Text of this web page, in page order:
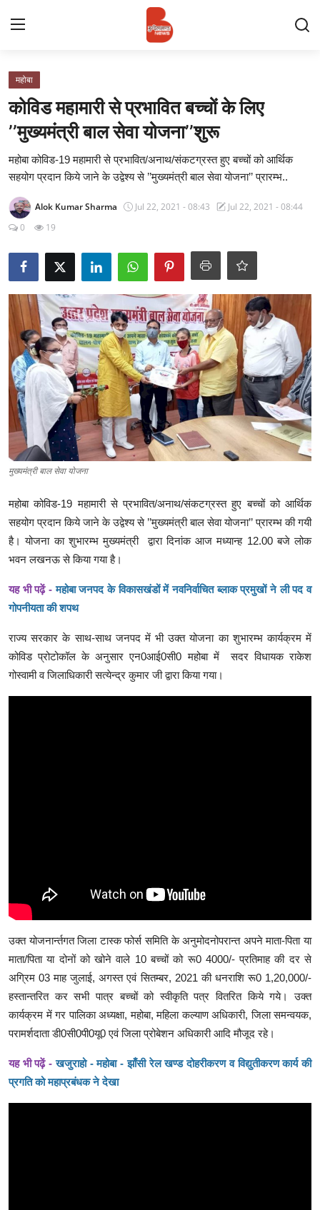
Contact
प्रमुख ख़बर
राज्य
बुन्देलखण्ड
वीडियो
क्राइम
स्पोर्ट्स
मनोरंजन
गैलरी
महोबा
कोविड महामारी से प्रभावित बच्चों के लिए
’’मुख्यमंत्री बाल सेवा योजना’’शुरू
महोबा कोविड-19 महामारी से प्रभावित/अनाथ/संकटग्रस्त हुए बच्चों को आर्थिक
सहयोग प्रदान किये जाने के उद्वेश्य से ’’मुख्यमंत्री बाल सेवा योजना’’ प्रारम्भ..
Alok Kumar Sharma Jul 22, 2021 - 08:43
Jul 22, 2021 - 08:44
0
19
मुख्यमंत्री बाल सेवा योजना
महोबा कोविड-19 महामारी से प्रभावित/अनाथ/संकटग्रस्त हुए बच्चों को आर्थिक
सहयोग प्रदान किये जाने के उद्वेश्य से ’’मुख्यमंत्री बाल सेवा योजना’’ प्रारम्भ की गयी
है। योजना का शुभारम्भ मुख्यमंत्री द्वारा दिनांक आज मध्यान्ह 12.00 बजे लोक
भवन लखनऊ से किया गया है।
यह भी पढ़ें -महोबा जनपद के विकासखंडों में नवनिर्वाचित ब्लाक प्रमुखों ने ली पद व
गोपनीयता की शपथ
राज्य सरकार के साथ-साथ जनपद में भी उक्त योजना का शुभारम्भ कार्यक्रम में
कोविड प्रोटोकॉल के अनुसार एन0आई0सी0 महोबा में सदर विधायक राकेश
गोस्वामी व जिलाधिकारी सत्येन्द्र कुमार जी द्वारा किया गया।
उक्त योजनार्न्तगत जिला टास्क फोर्स समिति के अनुमोदनोपरान्त अपने माता-पिता या
माता/पिता या दोनों को खोने वाले 10 बच्चों को रू0 4000/- प्रतिमाह की दर से
अग्रिम 03 माह जुलाई, अगस्त एवं सितम्बर, 2021 की धनराशि रू0 1,20,000/-
हस्तान्तरित कर सभी पात्र बच्चों को स्वीकृति पत्र वितरित किये गये। उक्त
कार्यक्रम में गर पालिका अध्यक्षा, महोबा, महिला कल्याण अधिकारी, जिला समन्वयक,
परामर्शदाता डी0सी0पी0यू0 एवं जिला प्रोबेशन अधिकारी आदि मौजूद रहे।
यह भी पढ़ें -खजुराहो - महोबा - झाँसी रेल खण्ड दोहरीकरण व विद्युतीकरण कार्य की
प्रगति को महाप्रबंधक ने देखा